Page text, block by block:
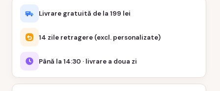
Livrare gratuită de la 199 lei
14 zile retragere (excl. personalizate)
Până la 14:30 · livrare a doua zi